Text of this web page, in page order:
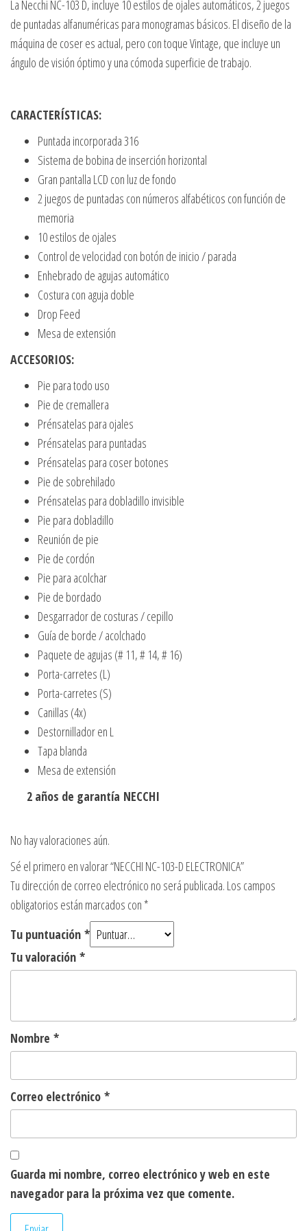
La Necchi NC-103 D, incluye 10 estilos de ojales automáticos, 2 juegos
de puntadas alfanuméricas para monogramas básicos. El diseño de la
máquina de coser es actual, pero con toque Vintage, que incluye un
ángulo de visión óptimo y una cómoda superficie de trabajo.
CARACTERÍSTICAS:
Puntada incorporada 316
Sistema de bobina de inserción horizontal
Gran pantalla LCD con luz de fondo
2 juegos de puntadas con números alfabéticos con función de
memoria
10 estilos de ojales
Control de velocidad con botón de inicio / parada
Enhebrado de agujas automático
Costura con aguja doble
Drop Feed
Mesa de extensión
ACCESORIOS:
Pie para todo uso
Pie de cremallera
Prénsatelas para ojales
Prénsatelas para puntadas
Prénsatelas para coser botones
Pie de sobrehilado
Prénsatelas para dobladillo invisible
Pie para dobladillo
Reunión de pie
Pie de cordón
Pie para acolchar
Pie de bordado
Desgarrador de costuras / cepillo
Guía de borde / acolchado
Paquete de agujas (# 11, # 14, # 16)
Porta-carretes (L)
Porta-carretes (S)
Canillas (4x)
Destornillador en L
Tapa blanda
Mesa de extensión
2 años de garantía NECCHI
No hay valoraciones aún.
Sé el primero en valorar “NECCHI NC-103-D ELECTRONICA”
Tu dirección de correo electrónico no será publicada. Los campos
obligatorios están marcados con *
Tu puntuación *
Tu valoración *
Nombre *
Correo electrónico *
Guarda mi nombre, correo electrónico y web en este
navegador para la próxima vez que comente.